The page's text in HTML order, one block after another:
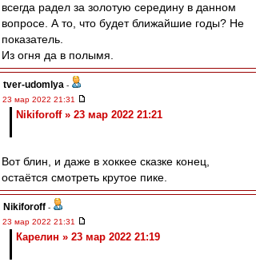
всегда радел за золотую середину в данном
вопросе. А то, что будет ближайшие годы? Не
показатель.
Из огня да в полымя.
tver-udomlya -
23 мар 2022 21:31
Nikiforoff » 23 мар 2022 21:21
Вот блин, и даже в хоккее сказке конец,
остаётся смотреть крутое пике.
Nikiforoff -
23 мар 2022 21:31
Карелин » 23 мар 2022 21:19